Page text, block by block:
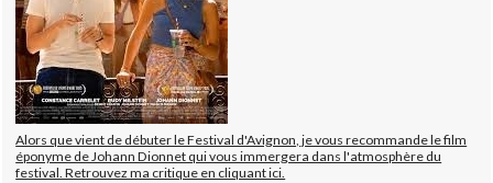
Alors que vient de débuter le Festival d'Avignon, je vous recommande le film
éponyme de Johann Dionnet qui vous immergera dans l'atmosphère du
festival. Retrouvez ma critique en cliquant ici.